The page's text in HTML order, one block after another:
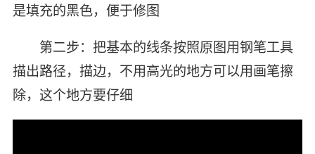
是填充的黑色，便于修图
第二步：把基本的线条按照原图用钢笔工具
描出路径，描边，不用高光的地方可以用画笔擦
除，这个地方要仔细